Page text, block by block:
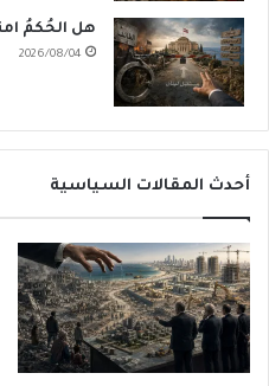
هل الحُكمُ
2026/08/04
أحدث المقالات السياسية